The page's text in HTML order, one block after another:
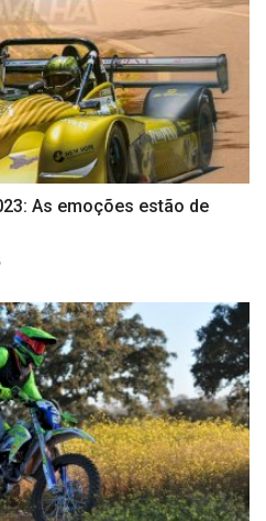
As emoções estão de